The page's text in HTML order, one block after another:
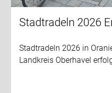
Stadtradeln 2026
Stadtradeln 2026 in
Landkreis Oberhavel